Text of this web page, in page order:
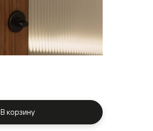
В корзину